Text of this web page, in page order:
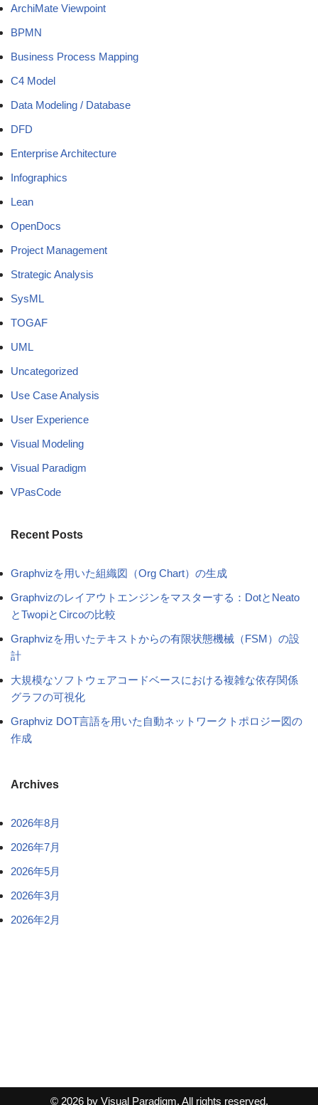
ArchiMate Viewpoint
BPMN
Business Process Mapping
C4 Model
Data Modeling / Database
DFD
Enterprise Architecture
Infographics
Lean
OpenDocs
Project Management
Strategic Analysis
SysML
TOGAF
UML
Uncategorized
Use Case Analysis
User Experience
Visual Modeling
Visual Paradigm
VPasCode
Recent Posts
Graphvizを用いた組織図（Org Chart）の生成
Graphvizのレイアウトエンジンをマスターする：DotとNeato
とTwopiとCircoの比較
Graphvizを用いたテキストからの有限状態機械（FSM）の設
計
大規模なソフトウェアコードベースにおける複雑な依存関係
グラフの可視化
Graphviz DOT言語を用いた自動ネットワークトポロジー図の
作成
Archives
2026年8月
2026年7月
2026年5月
2026年3月
2026年2月
© 2026 by Visual Paradigm. All rights reserved.